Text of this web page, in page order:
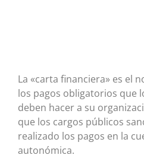
La «carta financiera» es el
los pagos obligatorios que
deben hacer a su
que los cargos públicos
realizado los pagos en la
autonómica.